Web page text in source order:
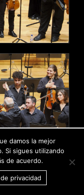
damos la mejor
Si sigues utilizando
de acuerdo.
privacidad